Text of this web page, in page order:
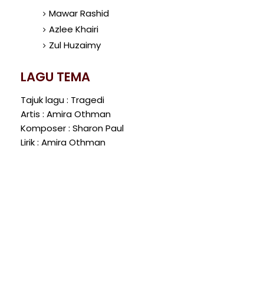
Mawar Rashid
Azlee Khairi
Zul Huzaimy
LAGU TEMA
Tajuk lagu : Tragedi
Artis : Amira Othman
Komposer : Sharon Paul
Lirik : Amira Othman